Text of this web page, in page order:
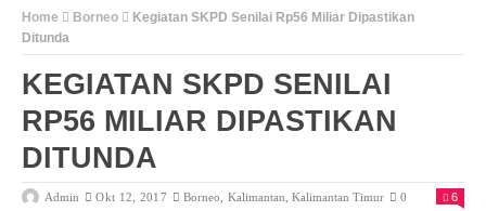
Home Borneo
Kegiatan SKPD Senilai Rp56 Miliar Dipastikan
Ditunda
KEGIATAN SKPD SENILAI
RP56 MILIAR DIPASTIKAN
DITUNDA
Admin Okt 12, 2017 Borneo Kalimantan ,Kalimantan Timur 0 6